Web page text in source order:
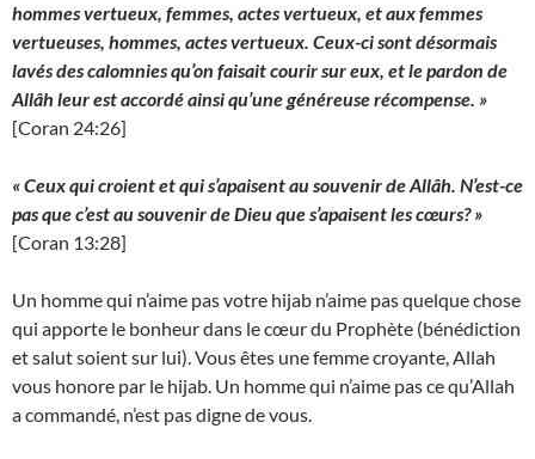
hommes vertueux, femmes, actes vertueux, et aux femmes
vertueuses, hommes, actes vertueux. Ceux-ci sont désormais
lavés des calomnies qu’on faisait courir sur eux, et le pardon de
Allâh leur est accordé ainsi qu’une généreuse récompense. »
[Coran 24:26]
« Ceux qui croient et qui s’apaisent au souvenir de Allâh. N’est-ce
pas que c’est au souvenir de Dieu que s’apaisent les cœurs? »
[Coran 13:28]
Un homme qui n’aime pas votre hijab n’aime pas quelque chose
qui apporte le bonheur dans le cœur du Prophète (bénédiction
et salut soient sur lui). Vous êtes une femme croyante, Allah
vous honore par le hijab. Un homme qui n’aime pas ce qu’Allah
a commandé, n’est pas digne de vous.